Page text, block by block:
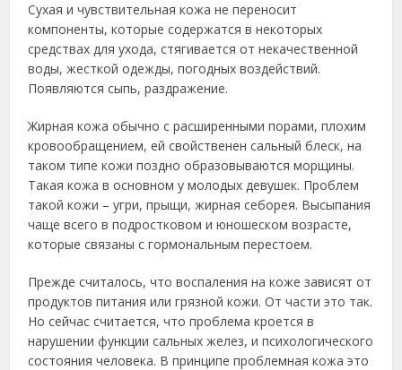
Сухая и чувствительная кожа не переносит
компоненты, которые содержатся в некоторых
средствах для ухода, стягивается от некачественной
воды, жесткой одежды, погодных воздействий.
Появляются сыпь, раздражение.
Жирная кожа обычно с расширенными порами, плохим
кровообращением, ей свойственен сальный блеск, на
таком типе кожи поздно образовываются морщины.
Такая кожа в основном у молодых девушек. Проблем
такой кожи – угри, прыщи, жирная себорея. Высыпания
чаще всего в подростковом и юношеском возрасте,
которые связаны с гормональным перестоем.
Прежде считалось, что воспаления на коже зависят от
продуктов питания или грязной кожи. От части это так.
Но сейчас считается, что проблема кроется в
нарушении функции сальных желез, и психологического
состояния человека. В принципе проблемная кожа это